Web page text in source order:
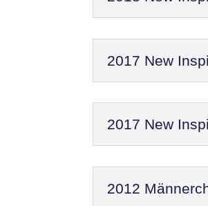
2017 New
2017 New
2012